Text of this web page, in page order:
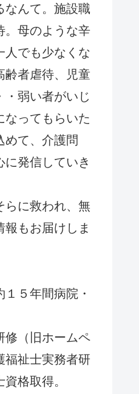
なんて。施設職
。母のような辛
人でも少なくな
齢者虐待、児童
・弱い者がいじ
なってもらいた
めて、介護問
に発信していき
らに救われ、無
もお届けしま
１５年間病院・
修（旧ホームペ
福祉士実務者研
格取得。